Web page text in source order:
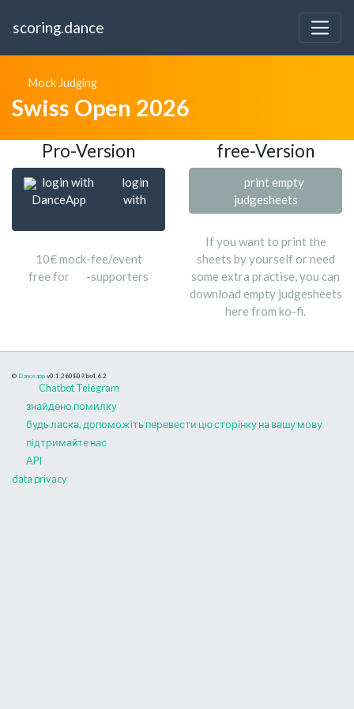
scoring.dance
Mock Judging
Swiss Open 2026
Pro-Version free-Version
login with
DanceApp
login
with
10€ mock-fee/event
free for
-supporters
print empty
judgesheets
If you want to print the
sheets by yourself or need
some extra practise, you can
download empty judgesheets
here from ko-fi.
© Danceapp v0.1.260809 bs4.6.2
Chatbot Telegram
знайдено помилку
будь ласка, допоможіть перевести цю сторінку на вашу мову
підтримайте нас
API
data privacy